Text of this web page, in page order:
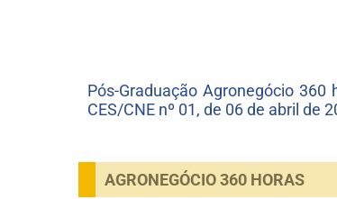
Pós-Graduação Agronegócio 360
CES/CNE nº 01, de 06 de abril de
AGRONEGÓCIO 360 HORAS